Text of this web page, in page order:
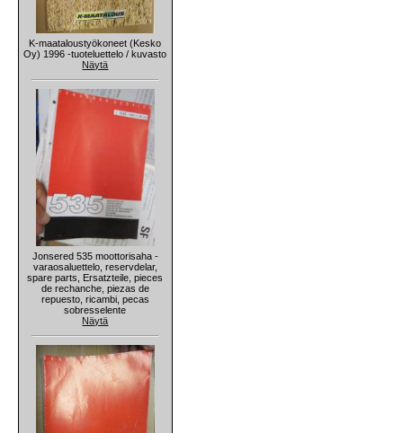
K-maataloustyökoneet (Kesko
Oy) 1996 -tuoteluettelo / kuvasto
Näytä
Jonsered 535 moottorisaha -
varaosaluettelo, reservdelar,
spare parts, Ersatzteile, pieces
de rechanche, piezas de
repuesto, ricambi, pecas
sobresselente
Näytä